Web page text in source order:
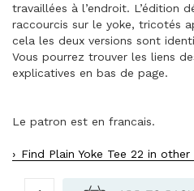
travaillées à l’endroit. L’édition
raccourcis sur le yoke, tricotés
cela les deux versions sont
Vous pourrez trouver les liens
explicatives en bas de page.
Le patron est en francais.
Find Plain Yoke Tee 22 in other